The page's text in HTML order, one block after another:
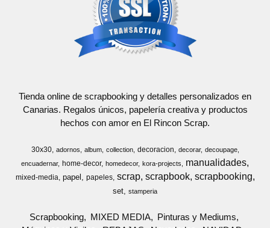
Tienda online de scrapbooking y detalles personalizados en
Canarias. Regalos únicos, papelería creativa y productos
hechos con amor en El Rincon Scrap.
30x30 adornos album collection decoracion decorar
decoupage
encuadernar
home-decor homedecor kora-projects manualidades
mixed-media papel papeles scrap scrapbook scrapbooking
set stamperia
Scrapbooking MIXED MEDIA
Pinturas y Mediums